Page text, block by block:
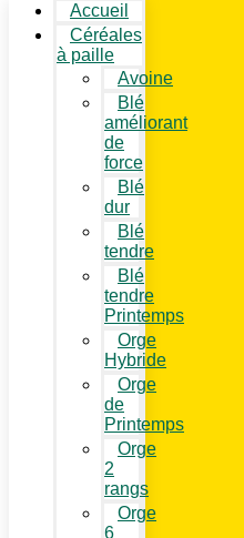
Accueil
Céréales
à paille
Avoine
Blé
améliorant
de
force
Blé
dur
Blé
tendre
Blé
tendre
Printemps
Orge
Hybride
Orge
de
Printemps
Orge
2
rangs
Orge
6